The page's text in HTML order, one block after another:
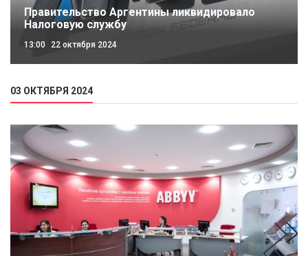
Правительство Аргентины ликвидировало
Налоговую службу
13:00 22 октября 2024
03 ОКТЯБРЯ 2024